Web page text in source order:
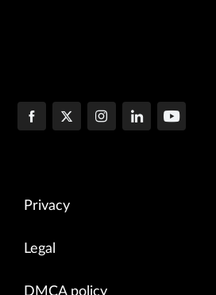
Privacy
Legal
DMCA policy